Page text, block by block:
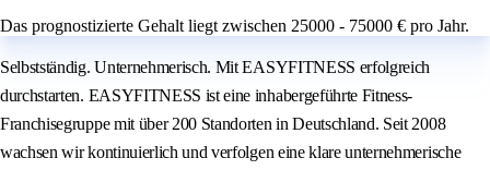
Das prognostizierte Gehalt liegt zwischen 25000 - 75000 € pro Jahr.
Selbstständig. Unternehmerisch. Mit EASYFITNESS erfolgreich
durchstarten. EASYFITNESS ist eine inhabergeführte Fitness-
Franchisegruppe mit über 200 Standorten in Deutschland. Seit 2008
wachsen wir kontinuierlich und verfolgen eine klare unternehmerische